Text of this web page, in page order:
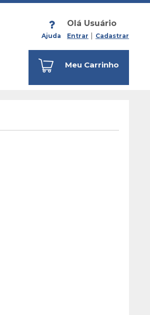
Ajuda
Olá Usuário
Entrar Cadastrar
Meu Carrinho